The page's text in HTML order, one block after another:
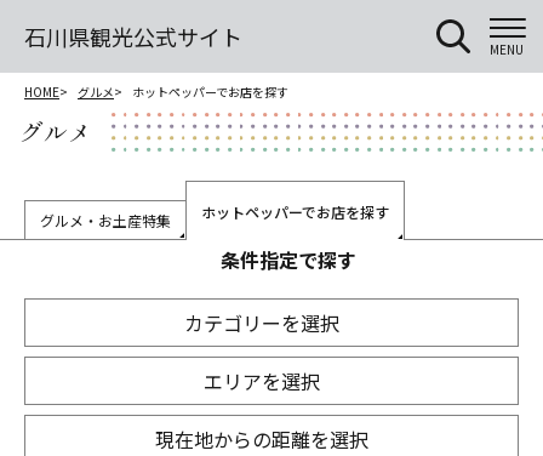
石川県観光公式サイト MENU
HOME グルメ ホットペッパーでお店を探す
グルメ
グルメ・お土産特集 ホットペッパーでお店を探す
条件指定で探す
カテゴリーを選択
エリアを選択
現在地からの距離を選択